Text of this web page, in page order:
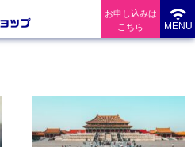
お申し込みは
こちら
MENU